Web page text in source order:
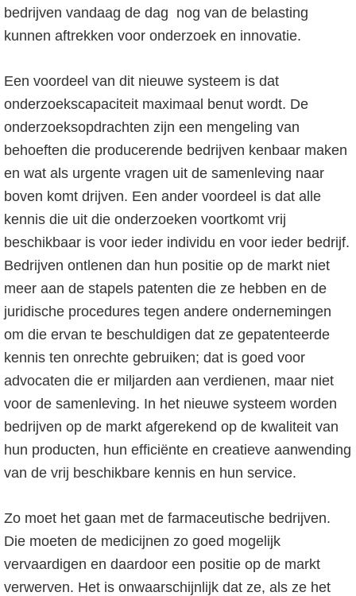
bedrijven vandaag de dag nog van de belasting
kunnen aftrekken voor onderzoek en innovatie.
Een voordeel van dit nieuwe systeem is dat
onderzoekscapaciteit maximaal benut wordt. De
onderzoeksopdrachten zijn een mengeling van
behoeften die producerende bedrijven kenbaar maken
en wat als urgente vragen uit de samenleving naar
boven komt drijven. Een ander voordeel is dat alle
kennis die uit die onderzoeken voortkomt vrij
beschikbaar is voor ieder individu en voor ieder bedrijf.
Bedrijven ontlenen dan hun positie op de markt niet
meer aan de stapels patenten die ze hebben en de
juridische procedures tegen andere ondernemingen
om die ervan te beschuldigen dat ze gepatenteerde
kennis ten onrechte gebruiken; dat is goed voor
advocaten die er miljarden aan verdienen, maar niet
voor de samenleving. In het nieuwe systeem worden
bedrijven op de markt afgerekend op de kwaliteit van
hun producten, hun efficiënte en creatieve aanwending
van de vrij beschikbare kennis en hun service.
Zo moet het gaan met de farmaceutische bedrijven.
Die moeten de medicijnen zo goed mogelijk
vervaardigen en daardoor een positie op de markt
verwerven. Het is onwaarschijnlijk dat ze, als ze het